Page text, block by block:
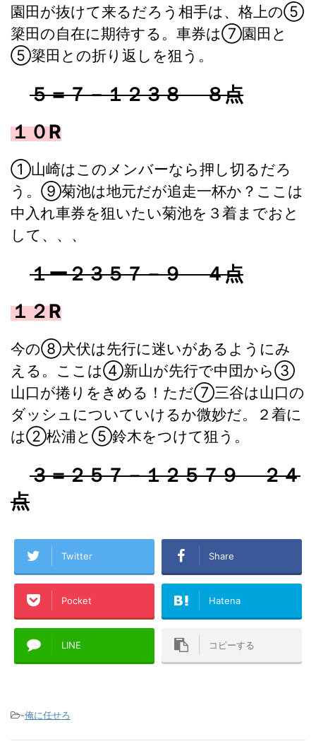
園田が抜けて来るだろう相手は、格上の⑤
簗田の自在に期待する。車券は⑦園田と
⑤簗田との折り返しを狙う。
５＝７－１２３８ ８点
１０R
①山崎はこのメンバーなら押し切るだろ
う。⑨菊池は地元だが追走一杯か？ここは
中入れ車券を狙いたい菊池を３着までおと
して、、、
１ー２３５７－９ ４点
１２R
今の⑧犬伏は先行に迷いがあるようにみ
える。ここは④新山が先行で中団から③
山口が捲りをきめる！ただ⑦三谷は山口の
ダッシュについていけるか微妙だ。２着に
は②松浦と⑤鈴木をつけて狙う。
３＝２５７－１２５７９ ２４
点
Twitter Share
Pocket Hatena
LINE コピーする
-俺に任せろ